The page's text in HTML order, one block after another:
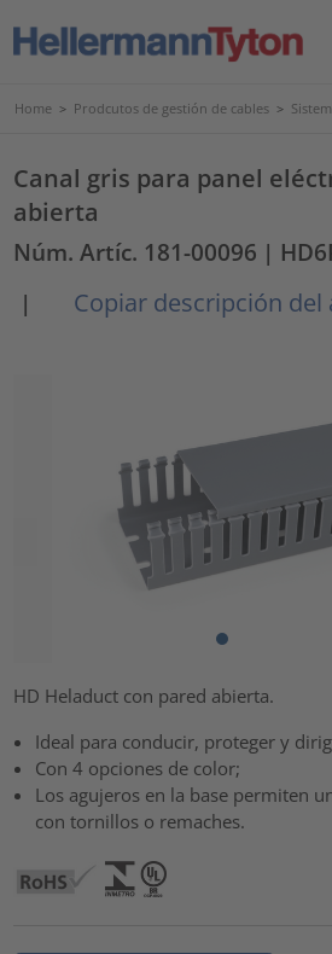
Home > Prodcutos de gestión de cables >
Canal gris para panel
abierta
Núm. Artíc. 181-00096 |
|
Copiar descripción del
HD Heladuct con pared abierta.
Ideal para conducir, proteger y
Con 4 opciones de color;
Los agujeros en la base permiten
con tornillos o remaches.